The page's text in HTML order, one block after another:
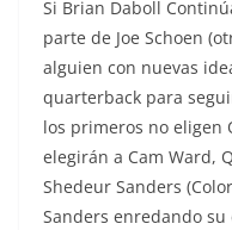
Si Brian Daboll
parte de Joe Schoen
alguien con nuevas
quarterback para
los primeros no eligen
elegirán a Cam Ward,
Shedeur Sanders
Sanders enredando su